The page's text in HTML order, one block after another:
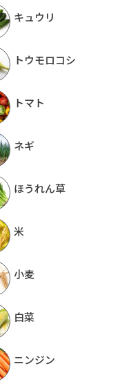
キュウリ
トウモロコシ
トマト
ネギ
ほうれん草
米
小麦
白菜
ニンジン